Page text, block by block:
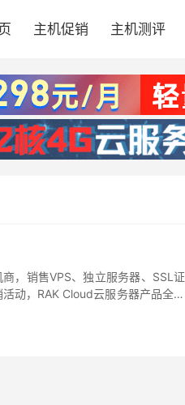
主机促销 主机测评
，销售VPS、独立服务器、SSL证
动，RAK Cloud云服务器产品全场